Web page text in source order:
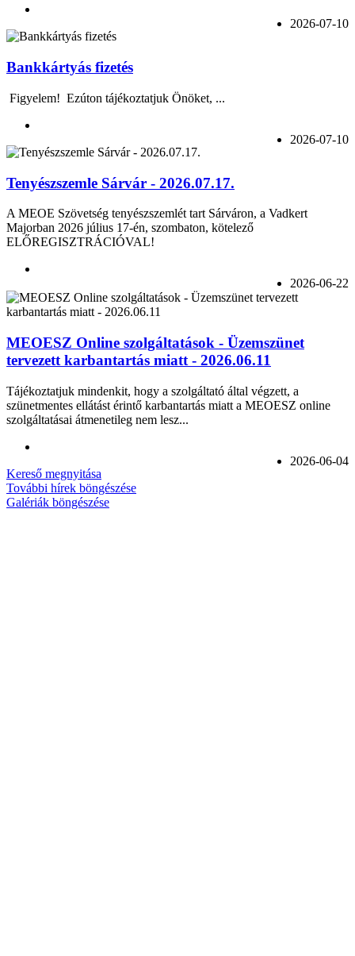
2026-07-10
Bankkártyás fizetés
Figyelem! Ezúton tájékoztatjuk Önöket, ...
2026-07-10
Tenyészszemle Sárvár - 2026.07.17.
A MEOE Szövetség tenyészszemlét tart Sárváron, a Vadkert
Majorban 2026 július 17-én, szombaton, kötelező
ELŐREGISZTRÁCIÓVAL!
2026-06-22
MEOESZ Online szolgáltatások - Üzemszünet
tervezett karbantartás miatt - 2026.06.11
Tájékoztatjuk mindenkit, hogy a szolgáltató által végzett, a
szünetmentes ellátást érintő karbantartás miatt a MEOESZ online
szolgáltatásai átmenetileg nem lesz...
2026-06-04
Kereső megnyitása
További hírek böngészése
Galériák böngészése